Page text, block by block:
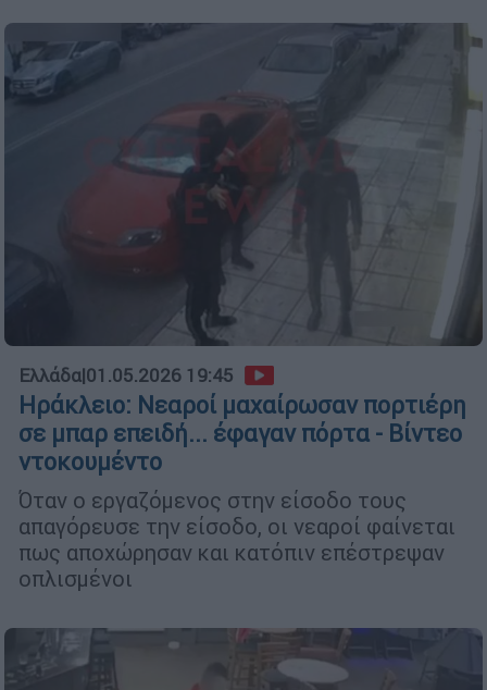
Ελλάδα|01.05.2026 19:45
Ηράκλειο: Νεαροί μαχαίρωσαν πορτιέρη
σε μπαρ επειδή... έφαγαν πόρτα - Βίντεο
ντοκουμέντο
Όταν ο εργαζόμενος στην είσοδο τους
απαγόρευσε την είσοδο, οι νεαροί φαίνεται
πως αποχώρησαν και κατόπιν επέστρεψαν
οπλισμένοι